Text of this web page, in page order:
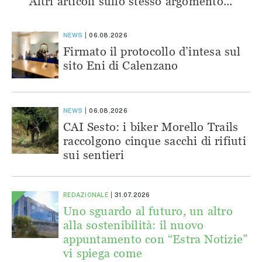
NEWS 06.08.2026
Firmato il protocollo d’intesa sul
sito Eni di Calenzano
NEWS 06.08.2026
CAI Sesto: i biker Morello Trails
raccolgono cinque sacchi di rifiuti
sui sentieri
REDAZIONALE 31.07.2026
Uno sguardo al futuro, un altro
alla sostenibilità: il nuovo
appuntamento con “Estra Notizie”
vi spiega come